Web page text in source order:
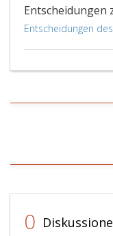
Entscheidungen
Entscheidungen
0